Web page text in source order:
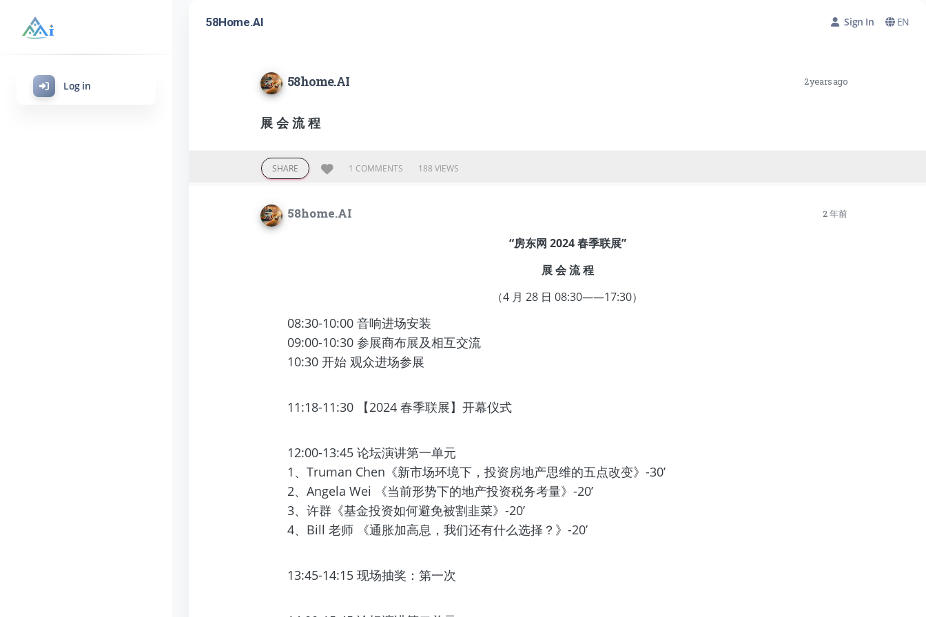
Log in
58Home.AI Sign In EN
58home.AI 2 years ago
展 会 流 程
SHARE 1 COMMENTS 188 VIEWS
58home.AI 2 年前
“房东⽹ 2024 春季联展”
展 会 流 程
（4 ⽉ 28 ⽇ 08:30——17:30）
08:30-10:00 ⾳响进场安装
09:00-10:30 参展商布展及相互交流
10:30 开始 观众进场参展
11:18-11:30 【2024 春季联展】开幕仪式
12:00-13:45 论坛演讲第⼀单元
1、Truman Chen《新市场环境下，投资房地产思维的五点改变》-30’
2、Angela Wei 《当前形势下的地产投资税务考量》-20’
3、许群《基⾦投资如何避免被割⾲菜》-20’
4、Bill ⽼师 《通胀加⾼息，我们还有什么选择？》-20’
13:45-14:15 现场抽奖：第⼀次